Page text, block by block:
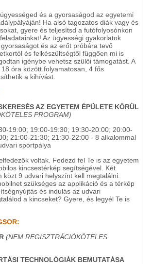
és a gyorsaságod az egyetemi
Ha alsó tagozatos diák vagy és
gyere és teljesítsd a futófolyosónkon
Az ügyességi gyakorlatok
és az erőt próbára tevő
és felkészültségtől függően mi is
igénybe vehetsz szülői támogatást. A
óra között folyamatosan, 4 fős
a kihívást.
AZ EGYETEM ÉPÜLETE KÖRÜL
PROGRAM)
19:00; 19:00-19:30; 19:30-20:00; 20:00-
21:00-21:30; 21:30-22:00 - 8 alkalommal
sportpálya
voltak. Fedezd fel Te is az egyetem
kincsestérkép segítségével. Két
közt 9 udvari helyszínt kell megtalálni.
szükséges az applikáció és a térkép
és indulás az udvari
a kincseket? Gyere, és legyél Te is
(NEM REGISZTRÁCIÓKÖTELES
TECHNOLÓGIÁK BEMUTATÁSA